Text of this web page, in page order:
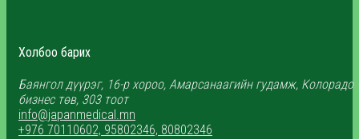
Холбоо барих
Баянгол дүүрэг, 16-р хороо, Амарсанаагийн гудамж, Колорадо
бизнес төв, 303 тоот
info@japanmedical.mn
+976 70110602, 95802346, 80802346